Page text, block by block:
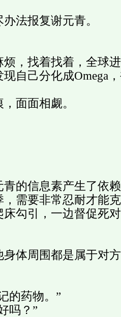
法报复谢元青。
，找着找着，全球
自己分化成Omega
面面相觑。
青的信息素产生了依
，需要非常忍耐才能
勾引，一边督促死
身体周围都是属于对
的药物。”
吗？”